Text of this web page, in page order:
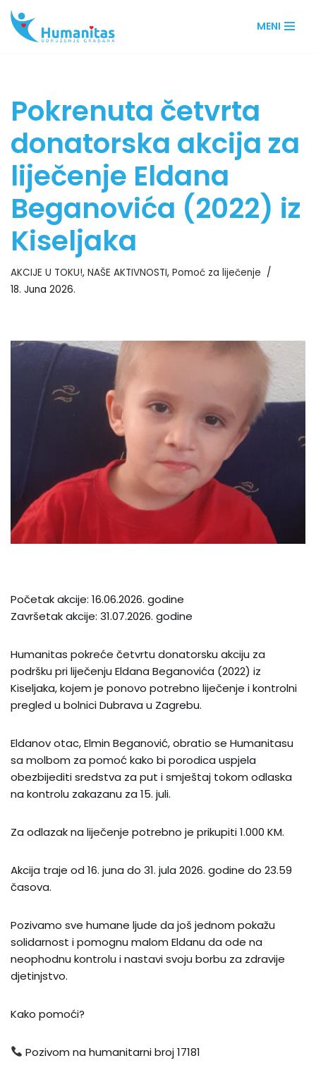
Skip
MENI
Pokrenuta četvrta
donatorska akcija za
liječenje Eldana
Beganovića (2022) iz
Kiseljaka
AKCIJE U TOKU!, NAŠE AKTIVNOSTI, Pomoć za liječenje
18. Juna 2026.
Početak akcije: 16.06.2026. godine
Završetak akcije: 31.07.2026. godine
Humanitas pokreće četvrtu donatorsku akciju za
podršku pri liječenju Eldana Beganovića (2022) iz
Kiseljaka, kojem je ponovo potrebno liječenje i kontrolni
pregled u bolnici Dubrava u Zagrebu.
Eldanov otac, Elmin Beganović, obratio se Humanitasu
sa molbom za pomoć kako bi porodica uspjela
obezbijediti sredstva za put i smještaj tokom odlaska
na kontrolu zakazanu za 15. juli.
Za odlazak na liječenje potrebno je prikupiti 1.000 KM.
Akcija traje od 16. juna do 31. jula 2026. godine do 23.59
časova.
Pozivamo sve humane ljude da još jednom pokažu
solidarnost i pomognu malom Eldanu da ode na
neophodnu kontrolu i nastavi svoju borbu za zdravije
djetinjstvo.
Kako pomoći?
Pozivom na humanitarni broj 17181